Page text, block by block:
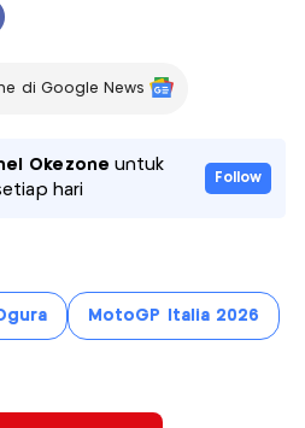
di Google News
Okezone untuk
hari
Follow
MotoGP Italia 2026